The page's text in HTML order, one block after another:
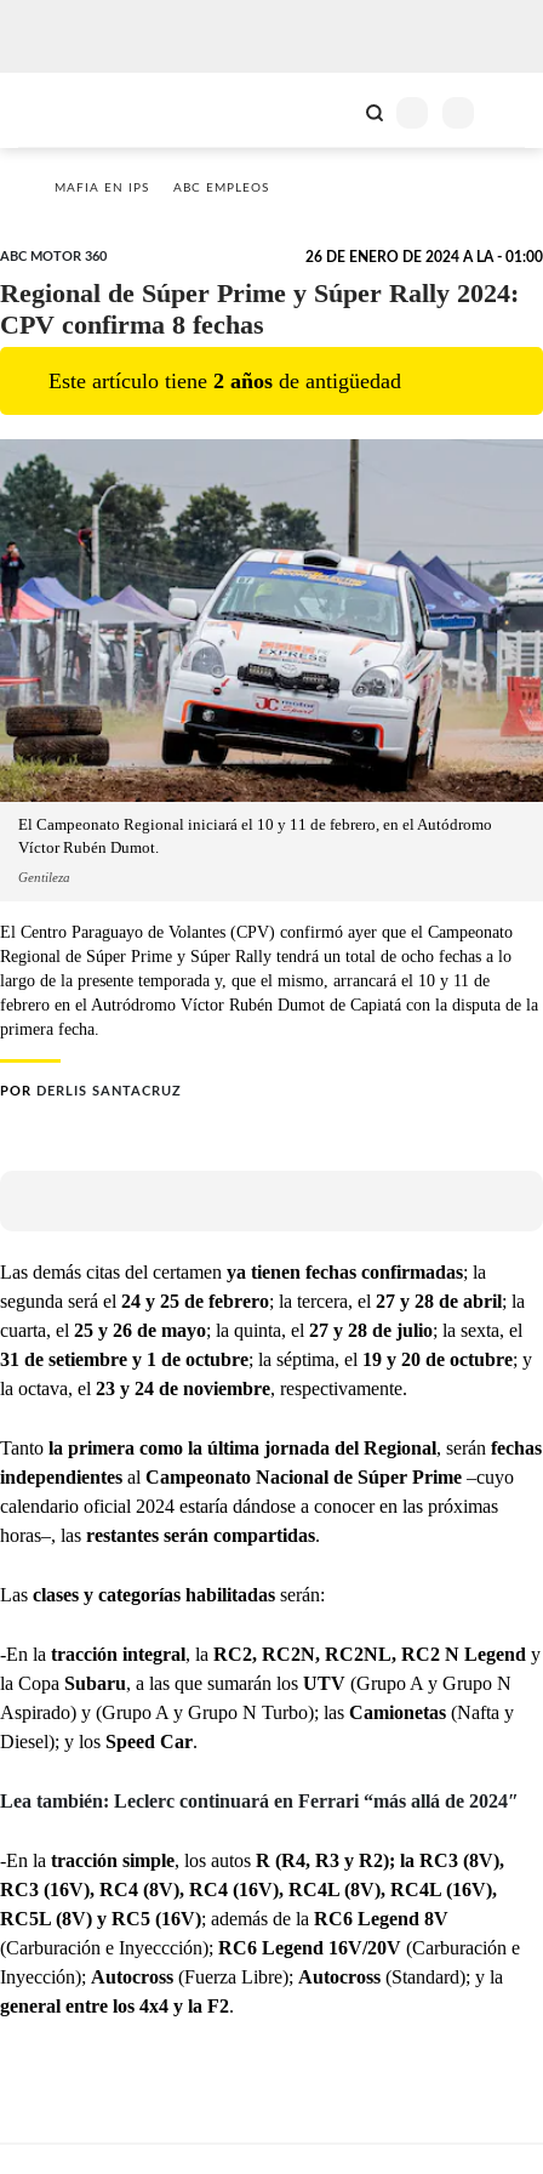
MAFIA EN IPS ABC EMPLEOS
ABC MOTOR 360 26 DE ENERO DE 2024 A LA - 01:00
Regional de Súper Prime y Súper Rally 2024:
CPV confirma 8 fechas
Este artículo tiene 2 años de antigüedad
El Campeonato Regional iniciará el 10 y 11 de febrero, en el Autódromo
Víctor Rubén Dumot.
Gentileza
El Centro Paraguayo de Volantes (CPV) confirmó ayer que el Campeonato
Regional de Súper Prime y Súper Rally tendrá un total de ocho fechas a lo
largo de la presente temporada y, que el mismo, arrancará el 10 y 11 de
febrero en el Autródromo Víctor Rubén Dumot de Capiatá con la disputa de la
primera fecha.
POR DERLIS SANTACRUZ
Las demás citas del certamen ya tienen fechas confirmadas; la
segunda será el 24 y 25 de febrero; la tercera, el 27 y 28 de abril; la
cuarta, el 25 y 26 de mayo; la quinta, el 27 y 28 de julio; la sexta, el
31 de setiembre y 1 de octubre; la séptima, el 19 y 20 de octubre; y
la octava, el 23 y 24 de noviembre, respectivamente.
Tanto la primera como la última jornada del Regional, serán fechas
independientes al Campeonato Nacional de Súper Prime –cuyo
calendario oficial 2024 estaría dándose a conocer en las próximas
horas–, las restantes serán compartidas.
Las clases y categorías habilitadas serán:
-En la tracción integral, la RC2, RC2N, RC2NL, RC2 N Legend y
la Copa Subaru, a las que sumarán los UTV (Grupo A y Grupo N
Aspirado) y (Grupo A y Grupo N Turbo); las Camionetas (Nafta y
Diesel); y los Speed Car.
Lea también: Leclerc continuará en Ferrari “más allá de 2024″
-En la tracción simple, los autos R (R4, R3 y R2); la RC3 (8V),
RC3 (16V), RC4 (8V), RC4 (16V), RC4L (8V), RC4L (16V),
RC5L (8V) y RC5 (16V); además de la RC6 Legend 8V
(Carburación e Inyeccción); RC6 Legend 16V/20V (Carburación e
Inyección); Autocross (Fuerza Libre); Autocross (Standard); y la
general entre los 4x4 y la F2.